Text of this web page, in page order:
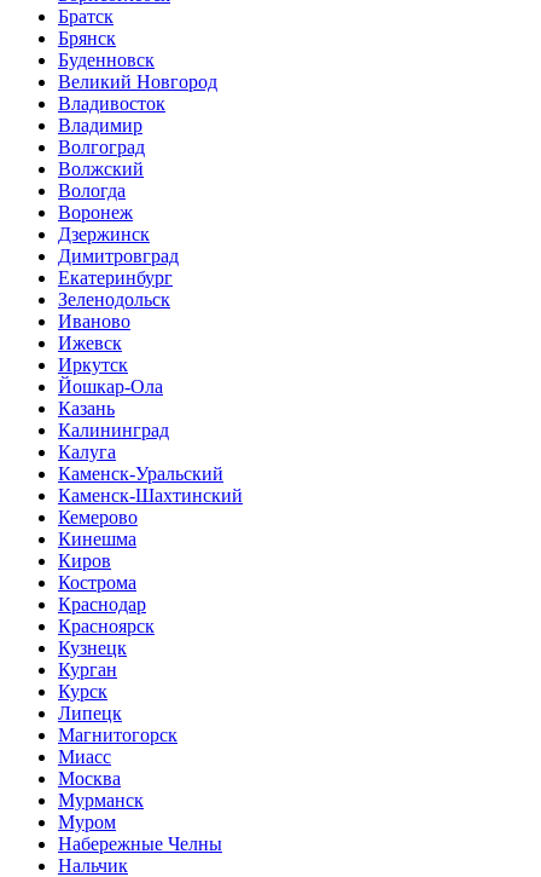
Братск
Брянск
Буденновск
Великий Новгород
Владивосток
Владимир
Волгоград
Волжский
Вологда
Воронеж
Дзержинск
Димитровград
Екатеринбург
Зеленодольск
Иваново
Ижевск
Иркутск
Йошкар-Ола
Казань
Калининград
Калуга
Каменск-Уральский
Каменск-Шахтинский
Кемерово
Кинешма
Киров
Кострома
Краснодар
Красноярск
Кузнецк
Курган
Курск
Липецк
Магнитогорск
Миасс
Москва
Мурманск
Муром
Набережные Челны
Нальчик